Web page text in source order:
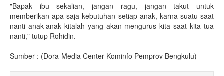
"Bapak ibu sekalian, jangan ragu, jangan takut untuk
memberikan apa saja kebutuhan setiap anak, karna suatu saat
nanti anak-anak kitalah yang akan mengurus kita saat kita tua
nanti," tutup Rohidin.
Sumber : (Dora-Media Center Kominfo Pemprov Bengkulu)